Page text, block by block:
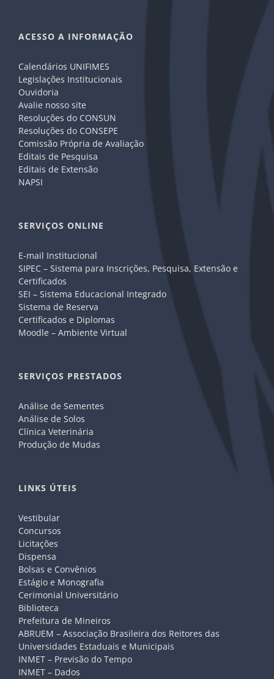
ACESSO A INFORMAÇÃO
Calendários UNIFIMES
Legislações Institucionais
Ouvidoria
Avalie nosso site
Resoluções do CONSUN
Resoluções do CONSEPE
Comissão Própria de Avaliação
Editais de Pesquisa
Editais de Extensão
NAPSI
SERVIÇOS ONLINE
E-mail Institucional
SIPEC – Sistema para Inscrições, Pesquisa, Extensão e
Certificados
SEI – Sistema Educacional Integrado
Sistema de Reserva
Certificados e Diplomas
Moodle – Ambiente Virtual
SERVIÇOS PRESTADOS
Análise de Sementes
Análise de Solos
Clínica Veterinária
Produção de Mudas
LINKS ÚTEIS
Vestibular
Concursos
Licitações
Dispensa
Bolsas e Convênios
Estágio e Monografia
Cerimonial Universitário
Biblioteca
Prefeitura de Mineiros
ABRUEM – Associação Brasileira dos Reitores das
Universidades Estaduais e Municipais
INMET – Previsão do Tempo
INMET – Dados